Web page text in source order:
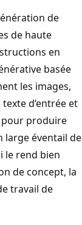
de
de haute
en
basée
les images,
d’entrée et
pour produire
large éventail de
le rend bien
de concept, la
travail de